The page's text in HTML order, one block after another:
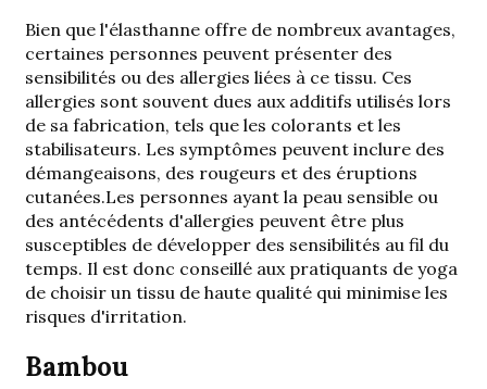
Bien que l'élasthanne offre de nombreux avantages,
certaines personnes peuvent présenter des
sensibilités ou des allergies liées à ce tissu. Ces
allergies sont souvent dues aux additifs utilisés lors
de sa fabrication, tels que les colorants et les
stabilisateurs. Les symptômes peuvent inclure des
démangeaisons, des rougeurs et des éruptions
cutanées.Les personnes ayant la peau sensible ou
des antécédents d'allergies peuvent être plus
susceptibles de développer des sensibilités au fil du
temps. Il est donc conseillé aux pratiquants de yoga
de choisir un tissu de haute qualité qui minimise les
risques d'irritation.
Bambou